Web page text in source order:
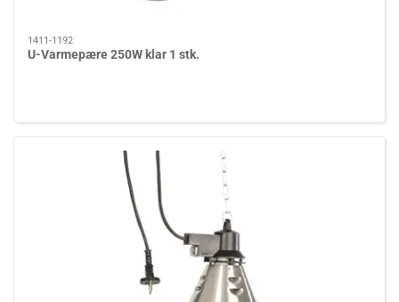
1411-1192
U-Varmepære 250W klar 1 stk.